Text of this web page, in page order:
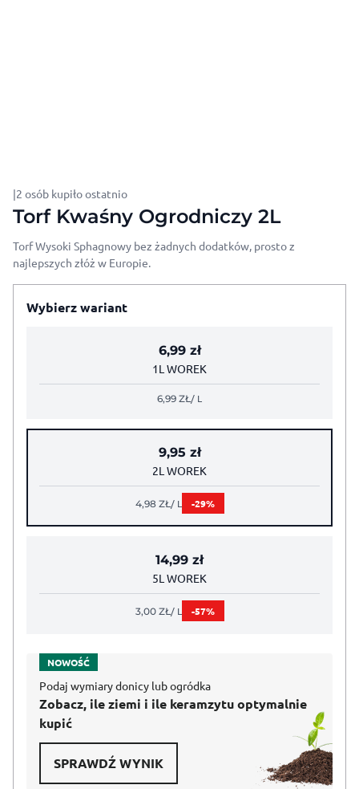
Torf Kwaśny Ogrodniczy 2L
|2 osób kupiło ostatnio
Torf Wysoki Sphagnowy bez żadnych dodatków, prosto z
najlepszych złóż w Europie.
Wybierz wariant
6,99 zł
1L WOREK
6,99 ZŁ/ L
9,95 zł
2L WOREK
4,98 ZŁ / L -29%
14,99 zł
5L WOREK
3,00 ZŁ / L -57%
NOWOŚĆ
Podaj wymiary donicy lub ogródka
Zobacz, ile ziemi i ile keramzytu optymalnie
kupić
SPRAWDŹ WYNIK